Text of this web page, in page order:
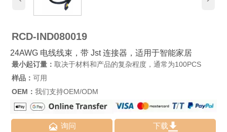
RCD-IND080019
24AWG 电线线束，带 Jst 连接器，适用于智能家居
最小起订量： 取决于材料和产品的复杂程度，通常为100PCS
样品： 可用
OEM： 我们支持OEM/ODM
 询问 下载